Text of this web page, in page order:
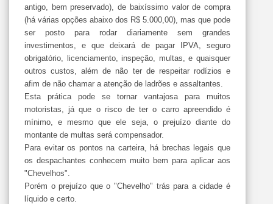
antigo, bem preservado), de baixíssimo valor de compra
(há várias opções abaixo dos R$ 5.000,00), mas que pode
ser posto para rodar diariamente sem grandes
investimentos, e que deixará de pagar IPVA, seguro
obrigatório, licenciamento, inspeção, multas, e quaisquer
outros custos, além de não ter de respeitar rodízios e
afim de não chamar a atenção de ladrões e assaltantes.
Esta prática pode se tornar vantajosa para muitos
motoristas, já que o risco de ter o carro apreendido é
mínimo, e mesmo que ele seja, o prejuízo diante do
montante de multas será compensador.
Para evitar os pontos na carteira, há brechas legais que
os despachantes conhecem muito bem para aplicar aos
"Chevelhos".
Porém o prejuízo que o "Chevelho" trás para a cidade é
líquido e certo.